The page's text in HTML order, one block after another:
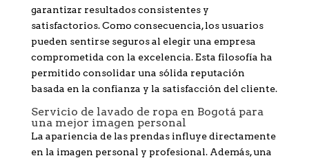
garantizar resultados consistentes y
satisfactorios. Como consecuencia, los usuarios
pueden sentirse seguros al elegir una empresa
comprometida con la excelencia. Esta filosofía ha
permitido consolidar una sólida reputación
basada en la confianza y la satisfacción del cliente.
Servicio de lavado de ropa en Bogotá para
una mejor imagen personal
La apariencia de las prendas influye directamente
en la imagen personal y profesional. Además, una